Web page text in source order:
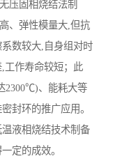
压固相烧结法制
、弹性模量大,但抗
数较大,自身组对时
工作寿命较短；此
2300℃)、能耗大等
封环的推广应用。
液相烧结技术制备
定的成效。